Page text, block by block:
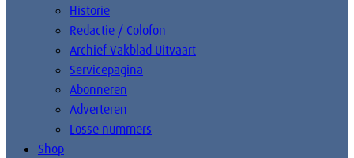
Historie
Redactie / Colofon
Archief Vakblad Uitvaart
Servicepagina
Abonneren
Adverteren
Losse nummers
Shop